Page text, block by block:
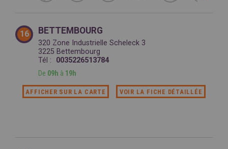
16 BETTEMBOURG
320 Zone Industrielle Scheleck 3
3225 Bettembourg
Tél :
0035226513784
De 09h à 19h
AFFICHER SUR LA CARTE VOIR LA FICHE DÉTAILLÉE